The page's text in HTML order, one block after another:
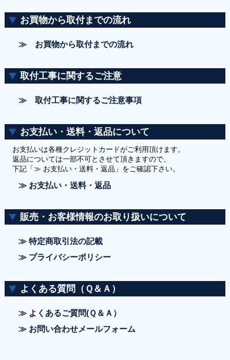
お買物から取付までの流れ
≫ お買物から取付までの流れ
取付工事に関するご注意
≫ 取付工事に関するご注意事項
お支払い・送料・返品について
お支払いは各種クレジットカードがご利用頂けます。
返品については一部不可とさせて頂きますので、
下記「≫ お支払い・送料・返品」をご確認下さい。
≫ お支払い・送料・返品
販売・お客様情報のお取り扱いについて
≫ 特定商取引法の記載
≫ プライバシーポリシー
よくある質問（Ｑ＆Ａ）
≫ よくあるご質問(Ｑ＆Ａ）
≫ お問い合わせメールフォーム